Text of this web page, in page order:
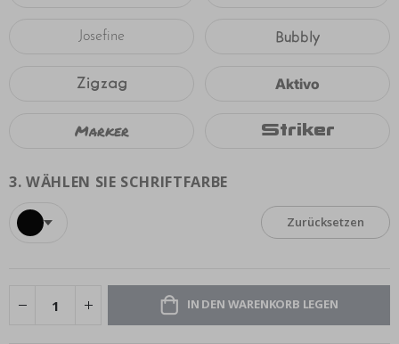
Josefine Bubbly
Zigzag Aktivo
Marker Striker
3. WÄHLEN SIE SCHRIFTFARBE
Zurücksetzen
IN DEN WARENKORB LEGEN